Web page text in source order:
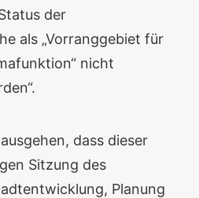
der
als „Vorranggebiet für
nicht
dass dieser
Sitzung des
Planung